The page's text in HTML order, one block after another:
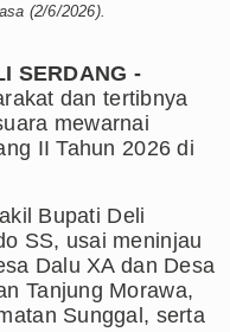
Gelar Lomba
Dikukuhkan Jadi
HIV/AIDS di
Real Betis pada
Ditekuk Juventus
(2/6/2026).
SERDANG -
dan tertibnya
mewarnai
II Tahun 2026 di
Bupati Deli
SS, usai meninjau
Dalu XA dan Desa
Tanjung Morawa,
Sunggal, serta